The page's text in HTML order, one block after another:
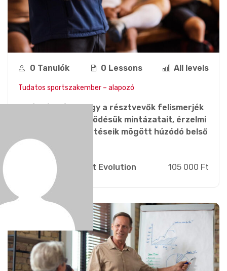
0 Tanulók 0 Lessons All levels
Tudatos sportszakember – alapozó
A képzés célja, hogy a résztvevők felismerjék
saját szakmai működésük mintázatait, érzelmi
reakcióikat és döntéseik mögött húzódó belső
folyamatokat. A...
Admin Sport Evolution 105 000 Ft